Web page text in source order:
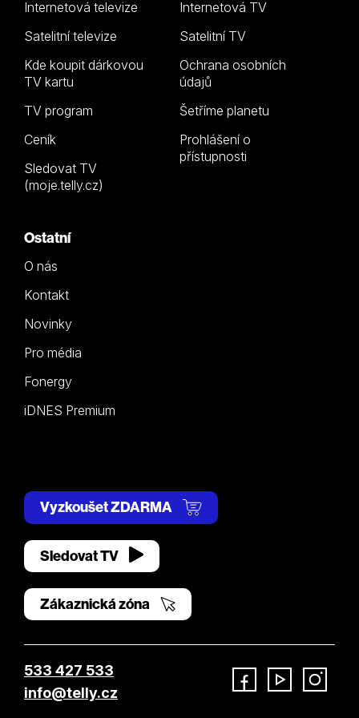
Internetová televize
Satelitní televize
Kde koupit dárkovou
TV kartu
TV program
Ceník
Sledovat TV
(moje.telly.cz)
Internetová TV
Satelitní TV
Ochrana osobních
údajů
Šetříme planetu
Prohlášení o
přístupnosti
Ostatní
O nás
Kontakt
Novinky
Pro média
Fonergy
iDNES Premium
Vyzkoušet ZDARMA
Sledovat TV
Zákaznická zóna
533 427 533
info@telly.cz